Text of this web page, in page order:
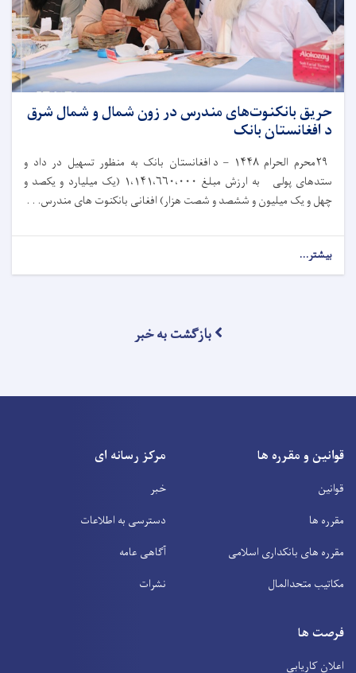
حریق بانکنوت‌های مندرس در زون شمال و شمال شرق
د افغانستان بانک
۲۹محرم الحرام۱۴۴۸ –
د افغانستان بانک به‌ منظور تسهیل در داد و
ستدهای پولی به ارزش مبلغ ۱،۱۴۱،۶۶۰،۰۰۰ ( یک میلیارد و یکصد و
چهل و یک میلیون و ششصد و شصت هزار) افغانی بانکنوت های مندرس. . .
بیشتر...
بازگشت به خبر
قوانین و مقرره ها
قوانین
مقرره ها
مقرره های بانکداری اسلامی
مکاتیب متحدالمال
مرکز رسانه ای
خبر
دسترسی به اطلاعات
آگاهی عامه
نشرات
فرصت ها
اعلان کاریابی